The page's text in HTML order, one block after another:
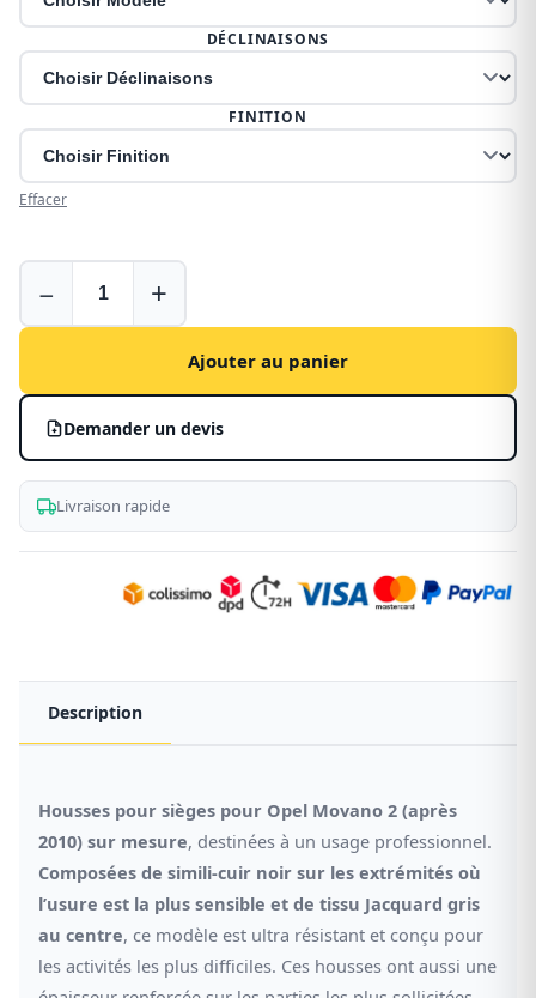
DÉCLINAISONS
FINITION
Effacer
pour
Opel
2
(2010-
− +
Ajouter au panier
Demander un devis
Livraison rapide
Description
Housses pour sièges pour Opel Movano 2 (après
2010) sur mesure, destinées à un usage professionnel.
Composées de simili-cuir noir sur les extrémités où
l’usure est la plus sensible et de tissu Jacquard gris
au centre, ce modèle est ultra résistant et conçu pour
les activités les plus difficiles. Ces housses ont aussi une